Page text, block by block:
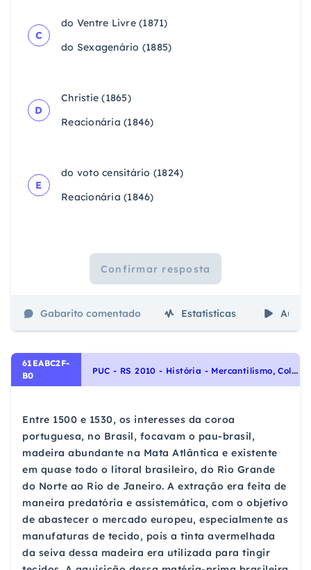
C
do Ventre Livre (1871)
do Sexagenário (1885)
D
Christie (1865)
Reacionária (1846)
E
do voto censitário (1824)
Reacionária (1846)
Confirmar resposta
Gabarito comentado Estatísticas Aulas
61EABC2F-
B0
P
UC - RS 2010 - História - Mercantilismo, Colonialismo e a ocupação portuguesa no Brasil, História do Brasil
Entre 1500 e 1530, os interesses da coroa
portuguesa, no Brasil, focavam o pau-brasil,
madeira abundante na Mata Atlântica e existente
em quase todo o litoral brasileiro, do Rio Grande
do Norte ao Rio de Janeiro. A extração era feita de
maneira predatória e assistemática, com o objetivo
de abastecer o mercado europeu, especialmente as
manufaturas de tecido, pois a tinta avermelhada
da seiva dessa madeira era utilizada para tingir